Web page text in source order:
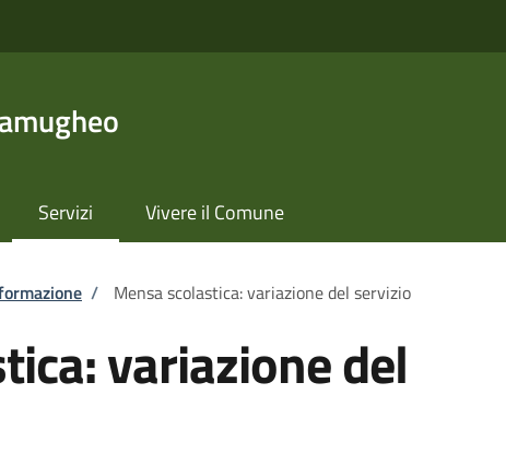
Servizi Vivere il Comune
/ Mensa scolastica: variazione del servizio
variazione del